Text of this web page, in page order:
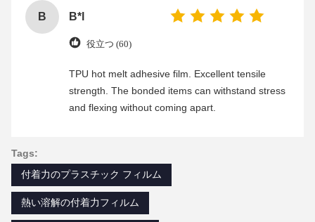
B B*l
役立つ (60)
TPU hot melt adhesive film. Excellent tensile
strength. The bonded items can withstand stress
and flexing without coming apart.
Tags:
付着力のプラスチック フィルム
熱い溶解の付着力フィルム